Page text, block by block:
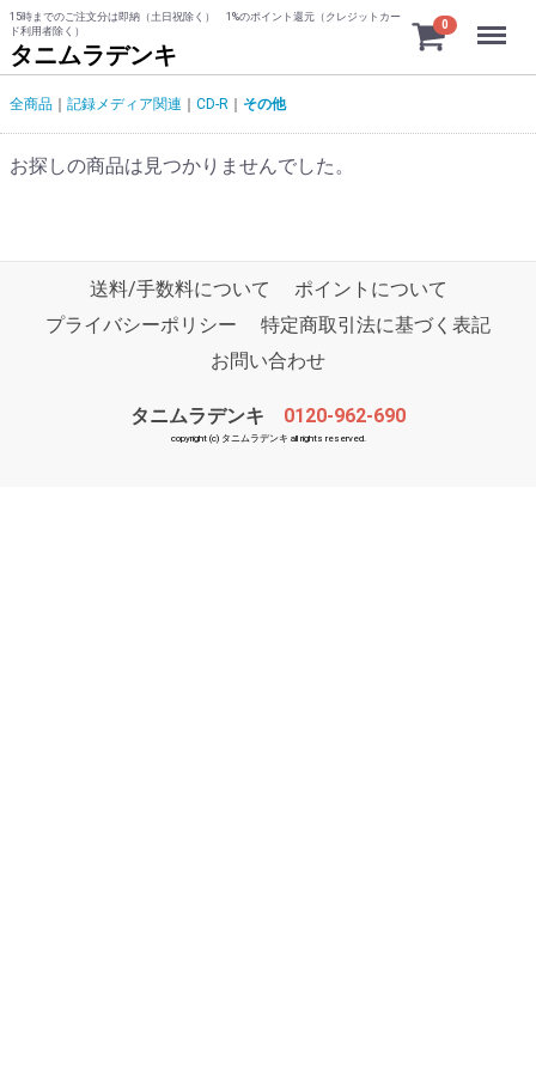
15時までのご注文分は即納（土日祝除く） 1%のポイント還元（クレジットカー
ド利用者除く）
タニムラデンキ
0 Menu
全商品 記録メディア関連 CD-R その他
お探しの商品は見つかりませんでした。
送料/手数料について
ポイントについて
プライバシーポリシー
特定商取引法に基づく表記
お問い合わせ
タニムラデンキ 0120-962-690
copyright (c) タニムラデンキ all rights reserved.